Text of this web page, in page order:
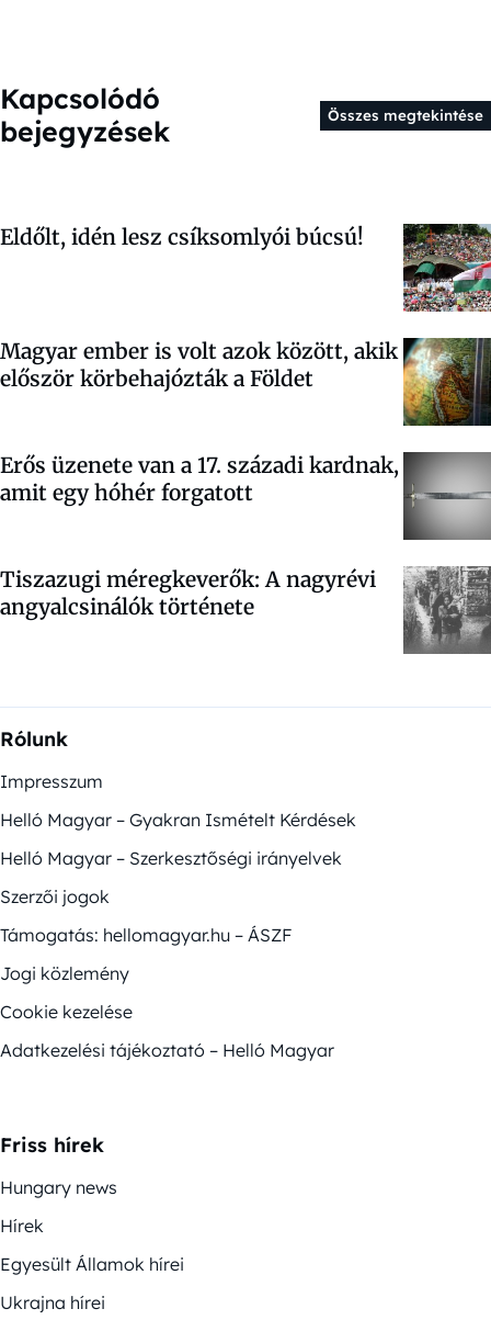
Kapcsolódó
bejegyzések
Összes megtekintése
Eldőlt, idén lesz csíksomlyói búcsú!
Magyar ember is volt azok között, akik
először körbehajózták a Földet
Erős üzenete van a 17. századi kardnak,
amit egy hóhér forgatott
Tiszazugi méregkeverők: A nagyrévi
angyalcsinálók története
Rólunk
Impresszum
Helló Magyar – Gyakran Ismételt Kérdések
Helló Magyar – Szerkesztőségi irányelvek
Szerzői jogok
Támogatás: hellomagyar.hu – ÁSZF
Jogi közlemény
Cookie kezelése
Adatkezelési tájékoztató – Helló Magyar
Friss hírek
Hungary news
Hírek
Egyesült Államok hírei
Ukrajna hírei